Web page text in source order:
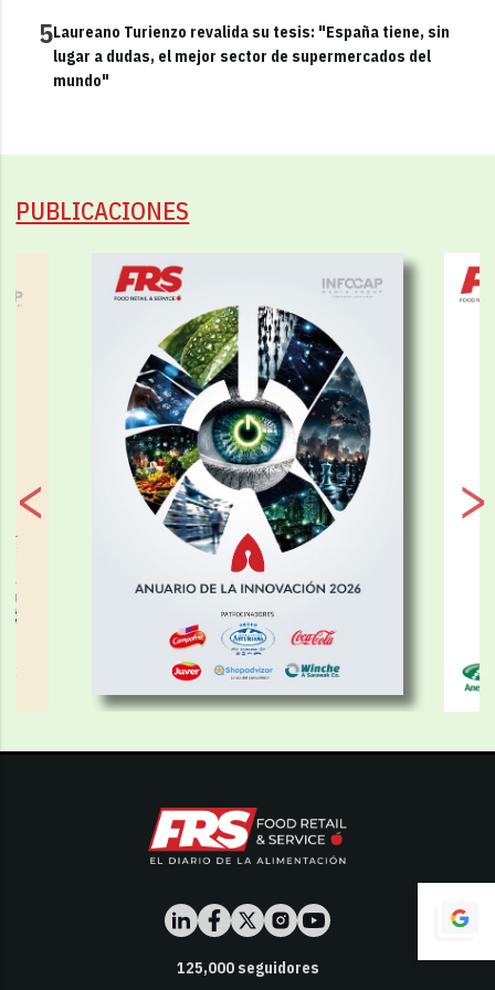
5Laureano Turienzo revalida su tesis: "España tiene, sin
lugar a dudas, el mejor sector de supermercados del
mundo"
PUBLICACIONES
125,000seguidores